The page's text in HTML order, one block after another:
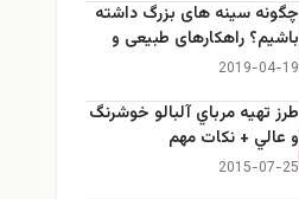
چگونه سینه های بزرگ داشته
باشیم؟ راهکارهای طبیعی و
خانگی برای بزرگ کردن سینه
2019-04-19
طرز تهيه مرباي آلبالو خوشرنگ
و عالي + نكات مهم
2015-07-25